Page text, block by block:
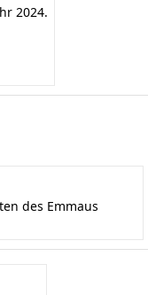
2024.
des Emmaus